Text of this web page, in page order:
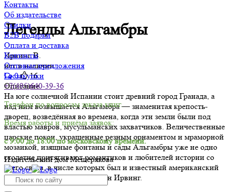
Контакты
Об издательстве
Скидки
B2B подарки
Оплата и доставка
Контакты
Оптовые предложения
Госзакупки
+7(495)640-39-36
Телефон по вопросам заказа книг.
Время работы и приёма заявок:
с 9:00 до 18:00 по московскому времени.
Издательский дом Мещерякова
Легенды Альгамбры
Ирвинг В.
нет в наличии
0
16
Описание
На юге солнечной Испании стоит древний город Гранада, а
над ним возвышается Альгамбра — знаменитая крепость-
дворец, возведённая во времена, когда эти земли были под
властью мавров, мусульманских захватчиков. Величественные
царские покои, украшенные резным орнаментом и мраморной
мозаикой, изящные фонтаны и сады Альгамбры уже не одно
столетие притягивают романтиков и любителей истории со
всего света, в числе которых был и известный американский
писатель XIX века Вашингтон Ирвинг.